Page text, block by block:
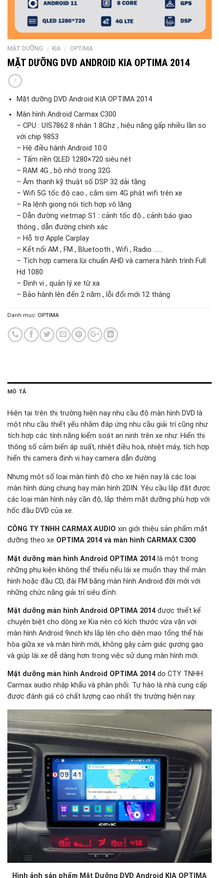
MẶT DƯỠNG / KIA / OPTIMA
MẶT DƯỠNG DVD ANDROID KIA OPTIMA 2014
Mặt dưỡng DVD Android KIA OPTIMA 2014
Màn hình Android Carmax C300
– CPU : UIS7862 8 nhân 1.8Ghz , hiệu năng gấp nhiều lần so
với chip 9853
– Hệ điều hành Android 10.0
– Tấm nền QLED 1280×720 siêu nét
– RAM 4G , bộ nhớ trong 32G
– Âm thanh kỹ thuật số DSP 32 dải tầng
– Wifi 5G tốc độ cao , cắm sim 4G phát wifi trên xe
– Ra lệnh giọng nói tích hợp vô lăng
– Dẫn đường vietmap S1 : cảnh tốc độ , cảnh báo giao
thông , dẫn đường chính xác
– Hỗ trợ Apple Carplay
– Kết nối AM , FM , Bluetooth , Wifi , Radio ……
– Tích hợp camera lùi chuẩn AHD và camera hành trình Full
Hd 1080
– Định vị , quản lý xe từ xa
– Bảo hành lên đến 2 năm , lỗi đổi mới 12 tháng
Danh mục: OPTIMA
MÔ TẢ
Hiện tại trên thị trường hiện nay nhu cầu độ màn hình DVD là
một nhu cầu thiết yếu nhằm đáp ứng nhu cầu giải trí cũng như
tích hợp các tính năng kiểm soát an ninh trên xe như: Hiển thị
thông số cảm biến áp suất, nhiệt điều hoà, nhiệt máy, tích hợp
hiển thị camera định vị hay camera dẫn đường.
Nhưng một số loại màn hình độ cho xe hiện nay là các loại
màn hình dùng chung hay màn hình 2DIN. Yêu cầu lắp đặt được
các loại màn hình này cần độ, lắp thêm mặt dưỡng phù hợp với
hốc đầu DVD của xe.
CÔNG TY TNHH CARMAX AUDIO xin giới thiệu sản phẩm mặt
dưỡng theo xe OPTIMA 2014 và màn hình CARMAX C300
Mặt dưỡng màn hình Android OPTIMA 2014 là một trong
những phụ kiện không thể thiếu nếu lái xe muốn thay thế màn
hình hoặc đầu CD, đài FM bằng màn hình Android đời mới với
những chức năng giải trí siêu đỉnh.
Mặt dưỡng màn hình Android OPTIMA 2014 được thiết kế
chuyên biệt cho dòng xe Kia nên có kích thước vừa vặn với
màn hình Android 9inch khi lắp lên cho diện mạo tổng thể hài
hòa giữa xe và màn hình mới, không gây cảm giác gượng gạo
và giúp lái xe dễ dàng hơn trong việc sử dụng màn hình mới.
Mặt dưỡng màn hình Android OPTIMA 2014 do CTY TNHH
Carmax audio nhập khẩu và phân phối. Tự hào là nhà cung cấp
được đánh giá có chất lượng cao nhất thị trường hiện nay.
Hình ảnh sản phẩm Mặt Dưỡng DVD Android KIA OPTIMA